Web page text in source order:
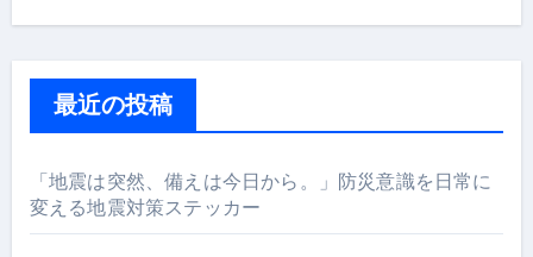
最近の投稿
「地震は突然、備えは今日から。」防災意識を日常に
変える地震対策ステッカー